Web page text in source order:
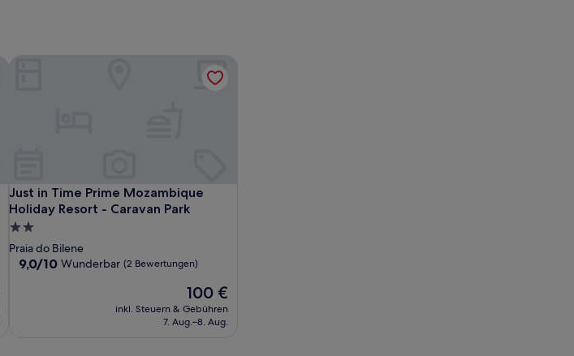
Just in Time Prime Mozambique
Holiday Resort - Caravan Park
Just in Time Prime Mozambique Holiday Resort - Caravan Park
2.0-
Sterne-
Unterkunft
Praia do Bilene
9.0
9,0/10 Wunderbar (2 Bewertungen)
Der
Preis
beträgt
100 €
inkl. Steuern & Gebühren
7. Aug.–8. Aug.
Just in Time Prime Mozambique Holiday Resort - Caravan Park